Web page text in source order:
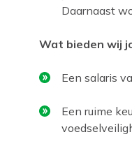
Daarnaast
Wat bieden wij
Een salaris
Een ruime